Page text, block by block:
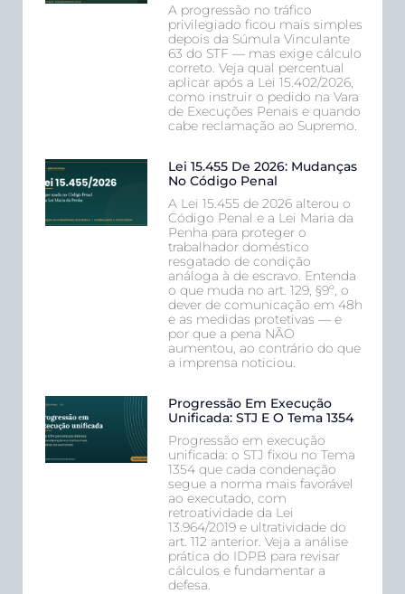
A progressão no tráfico
privilegiado ficou mais simples
depois da Súmula Vinculante
63 do STF — mas exige cálculo
correto. Veja qual percentual
aplicar após a Lei 15.402/2026,
como instruir o pedido na Vara
de Execuções Penais e quando
cabe reclamação ao Supremo.
Lei 15.455 De 2026: Mudanças
No Código Penal
A Lei 15.455 de 2026 alterou o
Código Penal e a Lei Maria da
Penha para proteger o
trabalhador doméstico
resgatado de condição
análoga à de escravo. Entenda
o que muda no art. 129, §9º, o
dever de comunicação em 48h
e as medidas protetivas — e
por que a pena NÃO
aumentou, ao contrário do que
a imprensa noticiou.
Progressão Em Execução
Unificada: STJ E O Tema 1354
Progressão em execução
unificada: o STJ fixou no Tema
1354 que cada condenação
segue a norma mais favorável
ao executado, com
retroatividade da Lei
13.964/2019 e ultratividade do
art. 112 anterior. Veja a análise
prática do IDPB para revisar
cálculos e fundamentar a
defesa.